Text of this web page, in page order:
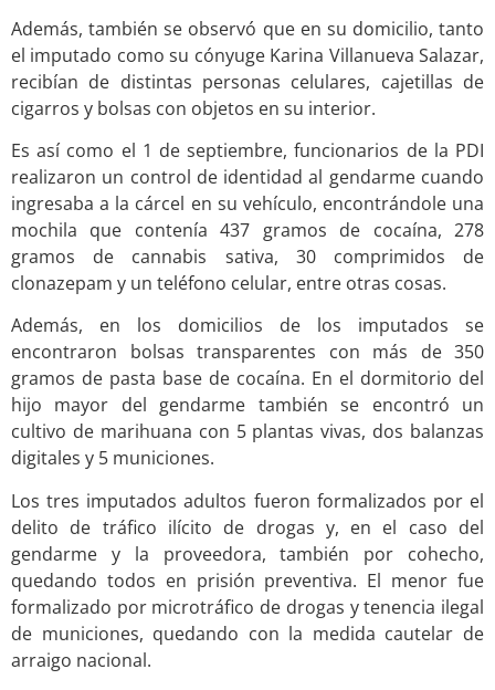
Además, también se observó que en su domicilio, tanto
el imputado como su cónyuge Karina Villanueva Salazar,
recibían de distintas personas celulares, cajetillas de
cigarros y bolsas con objetos en su interior.
Es así como el 1 de septiembre, funcionarios de la PDI
realizaron un control de identidad al gendarme cuando
ingresaba a la cárcel en su vehículo, encontrándole una
mochila que contenía 437 gramos de cocaína, 278
gramos de cannabis sativa, 30 comprimidos de
clonazepam y un teléfono celular, entre otras cosas.
Además, en los domicilios de los imputados se
encontraron bolsas transparentes con más de 350
gramos de pasta base de cocaína. En el dormitorio del
hijo mayor del gendarme también se encontró un
cultivo de marihuana con 5 plantas vivas, dos balanzas
digitales y 5 municiones.
Los tres imputados adultos fueron formalizados por el
delito de tráfico ilícito de drogas y, en el caso del
gendarme y la proveedora, también por cohecho,
quedando todos en prisión preventiva. El menor fue
formalizado por microtráfico de drogas y tenencia ilegal
de municiones, quedando con la medida cautelar de
arraigo nacional.